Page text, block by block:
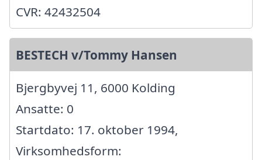
CVR: 42432504
BESTECH v/Tommy Hansen
Bjergbyvej 11, 6000 Kolding
Ansatte: 0
Startdato: 17. oktober 1994,
Virksomhedsform: